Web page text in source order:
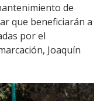
de
que beneficiarán a
por el
Joaquín